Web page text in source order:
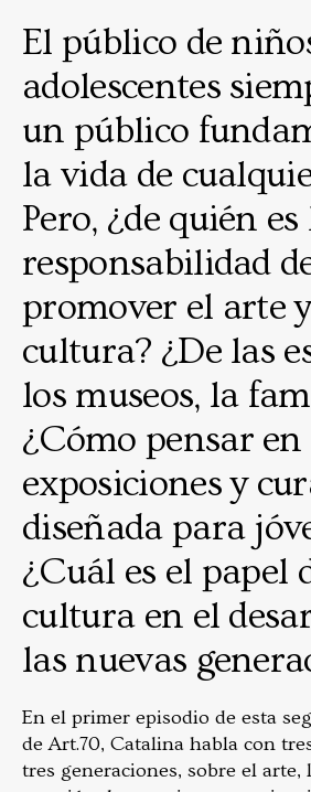
El público de
adolescentes
un público
la vida de
Pero, ¿de quién es
responsabilidad
promover el arte
cultura? ¿De las
los museos, la
¿Cómo pensar en
exposiciones y
diseñada para
¿Cuál es el papel
cultura en el
las nuevas
En el primer episodio de esta
de Art.70, Catalina habla con
tres generaciones, sobre el arte,